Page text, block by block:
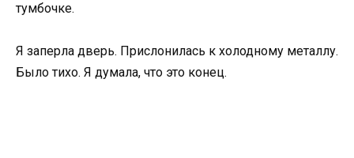
тумбочке.
Я заперла дверь. Прислонилась к холодному металлу.
Было тихо. Я думала, что это конец.